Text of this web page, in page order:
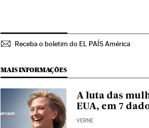
Receba o boletim do EL PAÍS América
MAIS INFORMAÇÕES
A luta das
EUA, em 7
VERNE